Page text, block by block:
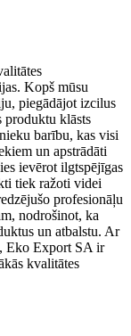
Kopš mūsu
piegādājot izcilus
produktu klāsts
barību, kas visi
un apstrādāti
ievērot ilgtspējīgas
tiek ražoti videi
profesionāļu
nodrošinot, ka
un atbalstu. Ar
Eko Export SA ir
kvalitātes